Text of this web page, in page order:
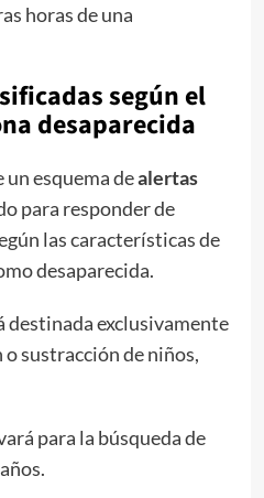
horas de una
según el
desaparecida
esquema dealertas
para responder de
las características de
desaparecida.
destinada exclusivamente
o sustracción de niños,
para la búsqueda de